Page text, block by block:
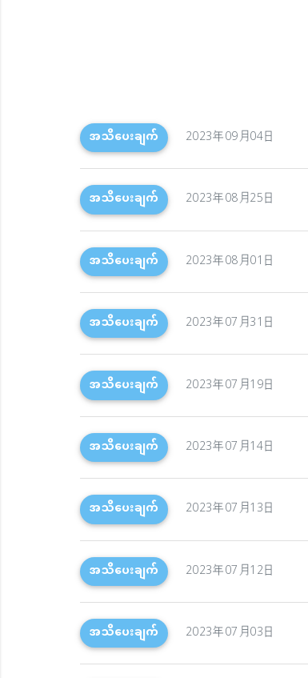
အသိပေးချက် 2023年09月04日
အသိပေးချက် 2023年08月25日
အသိပေးချက် 2023年08月01日
အသိပေးချက် 2023年07月31日
အသိပေးချက် 2023年07月19日
အသိပေးချက် 2023年07月14日
အသိပေးချက် 2023年07月13日
အသိပေးချက် 2023年07月12日
အသိပေးချက် 2023年07月03日